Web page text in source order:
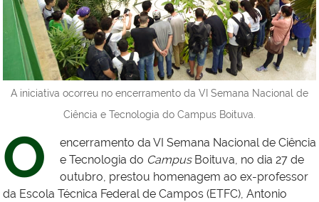
A iniciativa ocorreu no encerramento da VI Semana Nacional de
Ciência e Tecnologia do Campus Boituva.
O
encerramento da VI Semana Nacional de Ciência
e Tecnologia do CampusBoituva, no dia 27 de
outubro, prestou homenagem ao ex-professor
da Escola Técnica Federal de Campos (ETFC), Antonio